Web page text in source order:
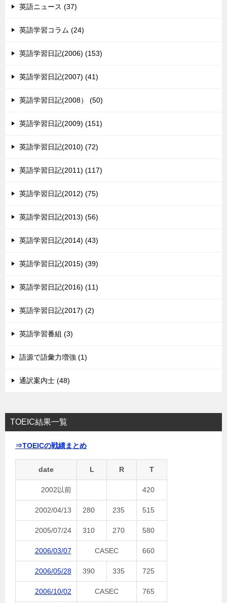
英語ニュース (37)
英語学習コラム (24)
英語学習日記(2006) (153)
英語学習日記(2007) (41)
英語学習日記(2008） (50)
英語学習日記(2009) (151)
英語学習日記(2010) (72)
英語学習日記(2011) (117)
英語学習日記(2012) (75)
英語学習日記(2013) (56)
英語学習日記(2014) (43)
英語学習日記(2015) (39)
英語学習日記(2016) (11)
英語学習日記(2017) (2)
英語学習番組 (3)
語源で語彙力増強 (1)
通訳案内士 (48)
TOEIC結果一覧
⇒TOEICの戦績まとめ
date L R T
2002以前 420
2002/04/13 280 235 515
2005/07/24 310 270 580
2006/03/07 CASEC 660
2006/05/28 390 335 725
2006/10/02 CASEC 765